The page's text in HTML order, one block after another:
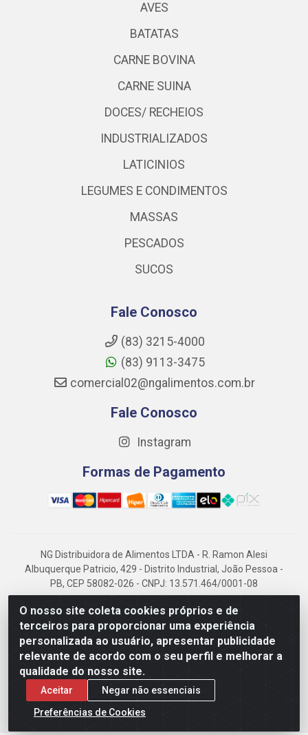
O nosso site coleta cookies próprios e de
terceiros para proporcionar uma experiência
personalizada ao usuário, apresentar publicidade
relevante de acordo com o seu perfil e melhorar a
qualidade do nosso site.
Aceitar
Negar não essenciais
Preferências de Cookies
AVES
BATATAS
CARNE BOVINA
CARNE SUINA
DOCES/ RECHEIOS
INDUSTRIALIZADOS
LATICINIOS
LEGUMES E CONDIMENTOS
MASSAS
PESCADOS
SUCOS
Fale Conosco
(83) 3215-4000
(83) 9113-3475
comercial02@ngalimentos.com.br
Fale Conosco
Instagram
Formas de Pagamento
NG Distribuidora de Alimentos LTDA - R. Ramon Alesi
Albuquerque Patricio, 429 - Distrito Industrial, João Pessoa -
PB, CEP 58082-026 - CNPJ: 13.571.464/0001-08
NG Alimentos, há mais de 14 anos no mercado paraibano, é
referência em frigorificados, destacando-se pela logística
eficiente e excelência.